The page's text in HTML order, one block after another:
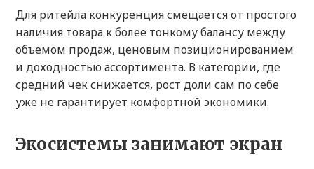
Для ритейла конкуренция смещается от простого
наличия товара к более тонкому балансу между
объемом продаж, ценовым позиционированием
и доходностью ассортимента. В категории, где
средний чек снижается, рост доли сам по себе
уже не гарантирует комфортной экономики.
Экосистемы занимают экран